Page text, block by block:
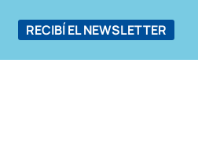
RECIBÍ EL NEWSLETTER